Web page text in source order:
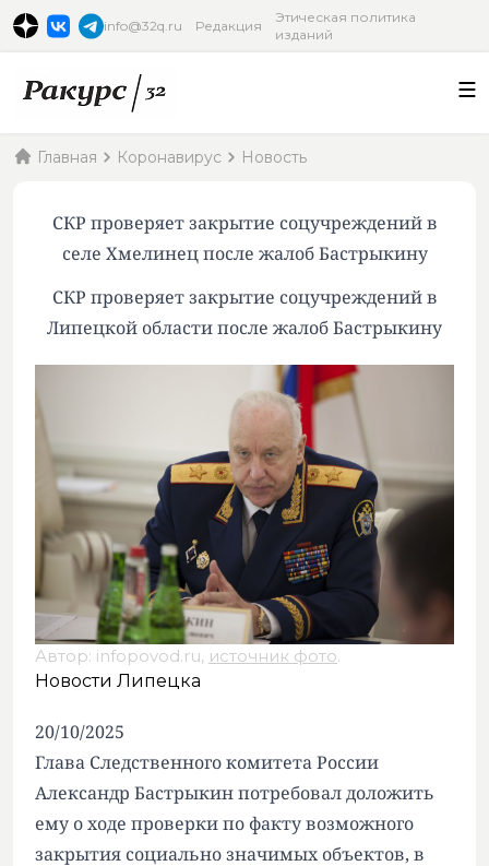
info@32q.ru Редакция
Этическая политика
изданий
Главная Коронавирус Новость
СКР проверяет закрытие соцучреждений в
селе Хмелинец после жалоб Бастрыкину
СКР проверяет закрытие соцучреждений в
Липецкой области после жалоб Бастрыкину
Автор: infopovod.ru, источник фото.
Новости Липецка
20/10/2025
Глава Следственного комитета России
Александр Бастрыкин потребовал доложить
ему о ходе проверки по факту возможного
закрытия социально значимых объектов, в